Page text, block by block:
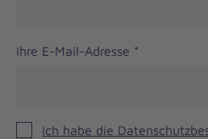
Ihre E-Mail-Adresse *
Ich habe die